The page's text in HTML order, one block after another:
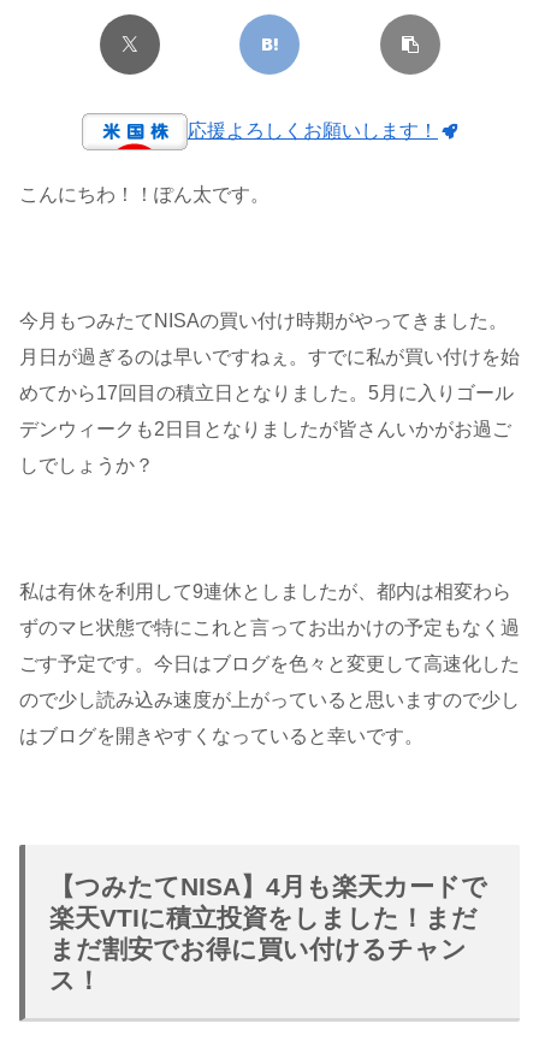
応援よろしくお願いします！
こんにちわ！！ぽん太です。
今月もつみたてNISAの買い付け時期がやってきました。
月日が過ぎるのは早いですねぇ。すでに私が買い付けを始
めてから17回目の積立日となりました。5月に入りゴール
デンウィークも2日目となりましたが皆さんいかがお過ご
しでしょうか？
私は有休を利用して9連休としましたが、都内は相変わら
ずのマヒ状態で特にこれと言ってお出かけの予定もなく過
ごす予定です。今日はブログを色々と変更して高速化した
ので少し読み込み速度が上がっていると思いますので少し
はブログを開きやすくなっていると幸いです。
【つみたてNISA】4月も楽天カードで
楽天VTIに積立投資をしました！まだ
まだ割安でお得に買い付けるチャン
ス！